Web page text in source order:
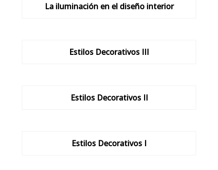
La iluminación en el diseño interior
Estilos Decorativos III
Estilos Decorativos II
Estilos Decorativos I